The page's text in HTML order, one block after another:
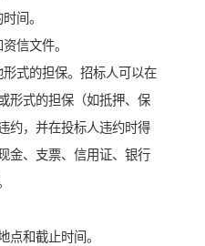
间。
信文件。
式的担保。招标人可以在
形式的担保（如抵押、保
约，并在投标人违约时得
金、支票、信用证、银行
点和截止时间。